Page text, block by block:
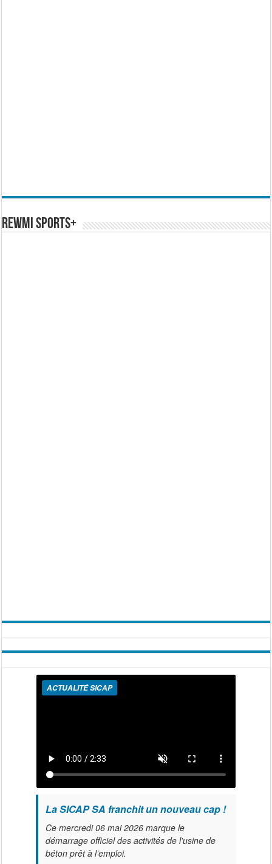
REWMI SPORTS+
ACTUALITÉ SICAP
La SICAP SA franchit un nouveau cap !
Ce mercredi 06 mai 2026 marque le
démarrage officiel des activités de l'usine de
béton prêt à l’emploi.